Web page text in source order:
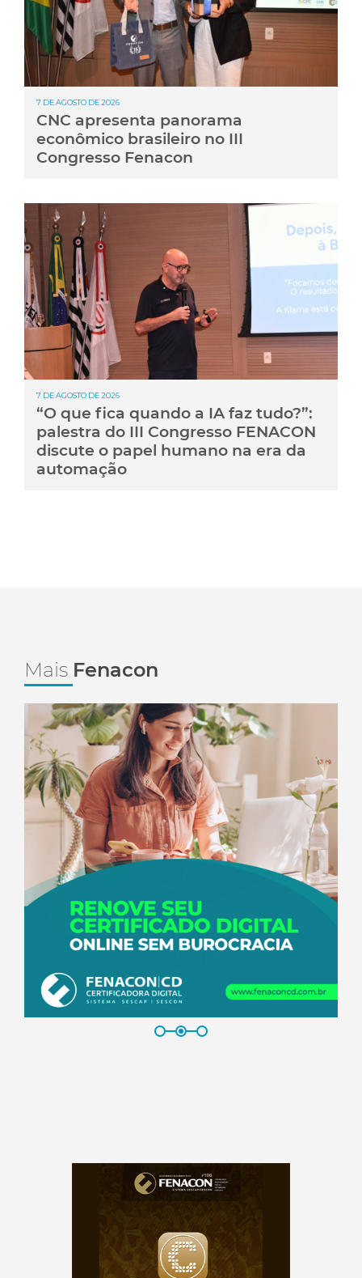
7 DE AGOSTO DE 2026
CNC apresenta panorama
econômico brasileiro no III
Congresso Fenacon
7 DE AGOSTO DE 2026
“O que fica quando a IA faz tudo?”:
palestra do III Congresso FENACON
discute o papel humano na era da
automação
Mais Fenacon